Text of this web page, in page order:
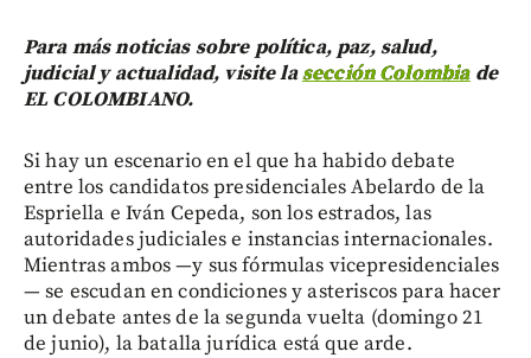
Para más noticias sobre política, paz, salud,
judicial y actualidad, visite lasección Colombiade
EL COLOMBIANO.
Si hay un escenario en el que ha habido debate
entre los candidatos presidenciales Abelardo de la
Espriella e Iván Cepeda, son los estrados, las
autoridades judiciales e instancias internacionales.
Mientras ambos —y sus fórmulas vicepresidenciales
— se escudan en condiciones y asteriscos para hacer
un debate antes de la segunda vuelta (domingo 21
de junio), la batalla jurídica está que arde.